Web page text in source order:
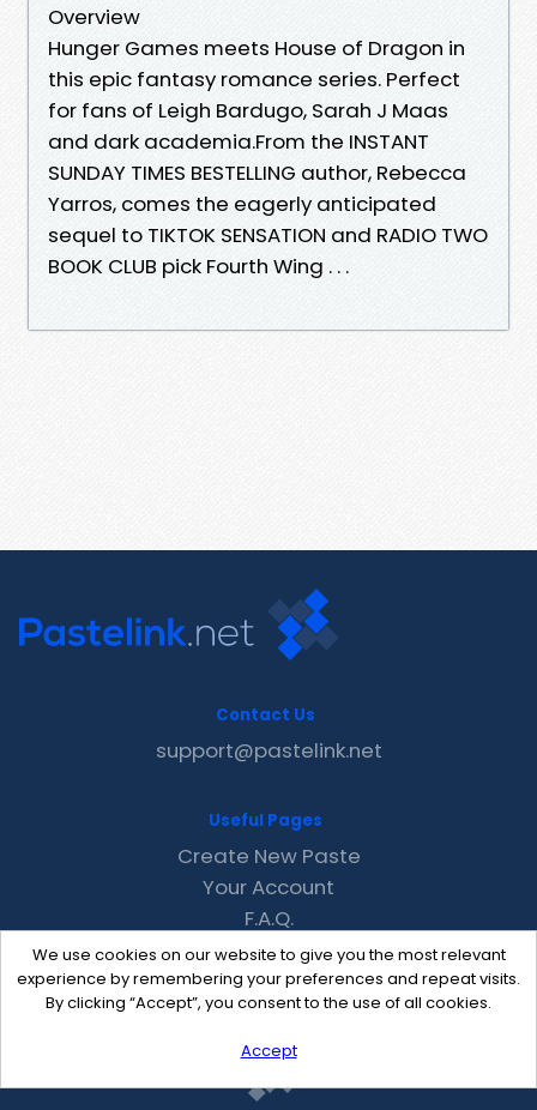
Overview
Hunger Games meets House of Dragon in
this epic fantasy romance series. Perfect
for fans of Leigh Bardugo, Sarah J Maas
and dark academia.From the INSTANT
SUNDAY TIMES BESTELLING author, Rebecca
Yarros, comes the eagerly anticipated
sequel to TIKTOK SENSATION and RADIO TWO
BOOK CLUB pick Fourth Wing . . .
We use cookies on our website to give you the most relevant
experience by remembering your preferences and repeat visits.
By clicking “Accept”, you consent to the use of all cookies.
Accept
Contact Us
support@pastelink.net
Useful Pages
Create New Paste
Your Account
F.A.Q.
Recent
Contact